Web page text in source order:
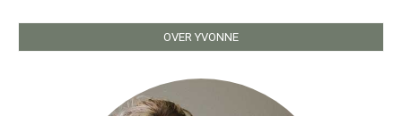
OVER YVONNE